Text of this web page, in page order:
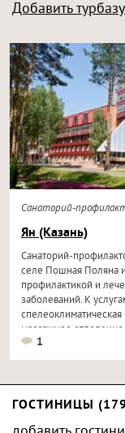
Добавить турбазу
Санаторий-
Ян (Казань)
Санаторий-
селе Пошная Поляна
профилактикой и
заболеваний. К
массажное отделение,
1
ГОСТИНИЦЫ